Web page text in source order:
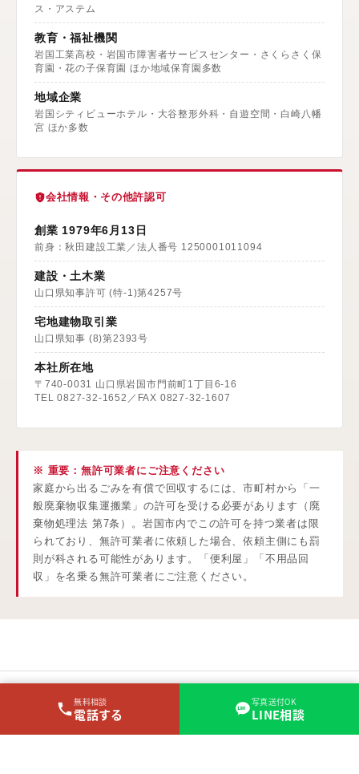
ス・アステム
教育・福祉機関
岩国工業高校・岩国市障害者サービスセンター・さくらさく保
育園・花の子保育園 ほか地域保育園多数
地域企業
岩国シティビューホテル・大谷整形外科・自遊空間・白崎八幡
宮 ほか多数
会社情報・その他許認可
創業 1979年6月13日
前身：秋田建設工業／法人番号 1250001011094
建設・土木業
山口県知事許可 (特-1)第4257号
宅地建物取引業
山口県知事 (8)第2393号
本社所在地
〒740-0031 山口県岩国市門前町1丁目6-16
TEL 0827-32-1652／FAX 0827-32-1607
※ 重要：無許可業者にご注意ください
家庭から出るごみを有償で回収するには、市町村から「一
般廃棄物収集運搬業」の許可を受ける必要があります（廃
棄物処理法 第7条）。岩国市内でこの許可を持つ業者は限
られており、無許可業者に依頼した場合、依頼主側にも罰
則が科される可能性があります。「便利屋」「不用品回
収」を名乗る無許可業者にご注意ください。
無料相談
電話する
写真送付OK
LINE相談